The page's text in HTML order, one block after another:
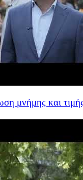
μνήμης και